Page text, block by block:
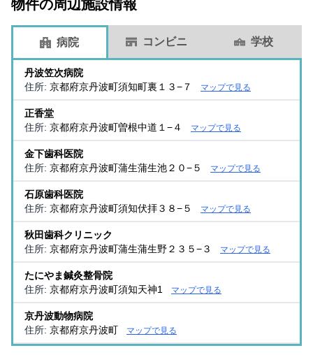
物件の周辺施設情報
病院 コンビニ 学校
丹波笠次病院
住所: 京都府京丹波町須知町裏１３−７ マップで見る
正香堂
住所: 京都府京丹波町曽根中道１−４ マップで見る
金下歯科医院
住所: 京都府京丹波町蒲生蒲生池２０−５ マップで見る
石原歯科医院
住所: 京都府京丹波町須知伏拝３８−５ マップで見る
秋田歯科クリニック
住所: 京都府京丹波町蒲生蒲生野２３５−３ マップで見る
たにやま鍼灸整骨院
住所: 京都府京丹波町須知天神1 マップで見る
京丹波動物病院
住所: 京都府京丹波町 マップで見る